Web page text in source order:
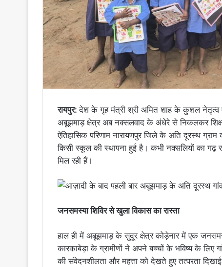
रायपुर:​देश के गृह मंत्री श्री अमित शाह के कुशल नेतृत्व
अबूझमाड़ क्षेत्र अब नक्सलवाद के अंधेरे से निकलकर
ऐतिहासिक परिणाम नारायणपुर जिले के अति दूरस्थ
किसी स्कूल की स्थापना हुई है। कभी नक्सलियों का
मिल रही हैं।
​जनसमस्या शिविर से खुला विकास का रास्ता
हाल ही में अबूझमाड़ के सुदूर क्षेत्र कोड़ेनार में एक
कारकाबेड़ा के ग्रामीणों ने अपने बच्चों के भविष्य के
की संवेदनशीलता और महत्ता को देखते हुए तत्परता